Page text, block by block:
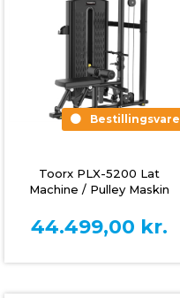
Bestillingsvare
Toorx PLX-5200 Lat
Machine / Pulley Maskin
44.499,00 kr.